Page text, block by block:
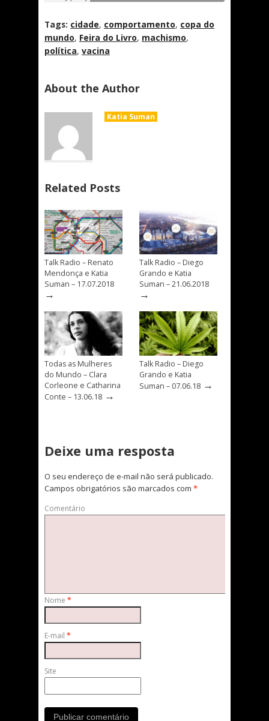
Tags: cidade, comportamento, copa do
mundo, Feira do Livro, machismo,
política, vacina
About the Author
Katia Suman
Related Posts
Talk Radio – Renato
Mendonça e Katia
Suman – 17.07.2018
→
Talk Radio – Diego
Grando e Katia
Suman – 21.06.2018
→
Todas as Mulheres
do Mundo – Clara
Corleone e Catharina
Conte – 13.06.18 →
Talk Radio – Diego
Grando e Katia
Suman – 07.06.18 →
Deixe uma resposta
O seu endereço de e-mail não será publicado.
Campos obrigatórios são marcados com *
Comentário
Nome *
E-mail *
Site